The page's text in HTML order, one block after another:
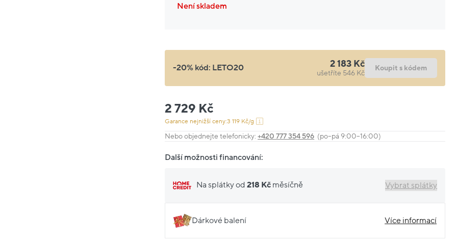
Není skladem
-20% kód: LETO20 2 183 Kč
ušetříte 546 Kč
Koupit s kódem
2 729 Kč
Garance nejnižší ceny:3 119 Kč/g
Nebo objednejte telefonicky:+420 777 354 596 (po–pá 9:00–16:00)
Další možnosti financování:
Na splátky od218 Kč měsíčně Vybrat splátky
Dárkové balení Více informací